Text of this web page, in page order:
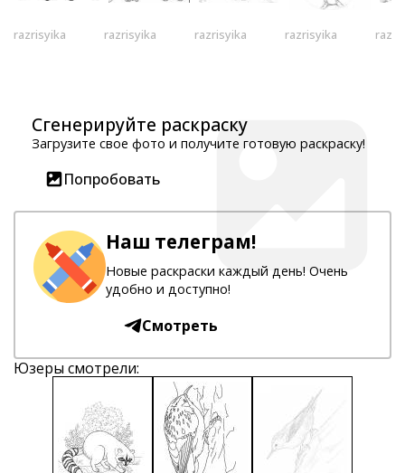
razrisyika razrisyika razrisyika razrisyika
Сгенерируйте раскраску
Загрузите свое фото и получите готовую раскраску!
Попробовать
Наш телеграм!
Новые раскраски каждый день! Очень
удобно и доступно!
Смотреть
Юзеры смотрели: